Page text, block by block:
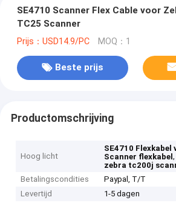
SE4710 Scanner Flex Cable voor
TC25 Scanner
Prijs：USD14.9/PC MOQ：1
Beste prijs
Productomschrijving
Hoog licht
SE4710 Flexkabel
Scanner flexkabel,
zebra tc200j
Betalingscondities
Paypal, T/T
Levertijd
1-5 dagen